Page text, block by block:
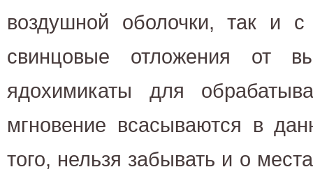
воздушной оболочки, так и
свинцовые отложения от
ядохимикаты для
мгновение всасываются в
того, нельзя забывать и о